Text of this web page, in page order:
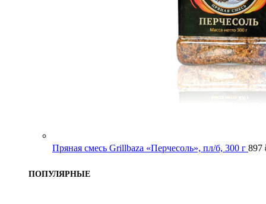
Пряная смесь Grillbaza «Перчесоль», пл/б, 300 г 897
ПОПУЛЯРНЫЕ